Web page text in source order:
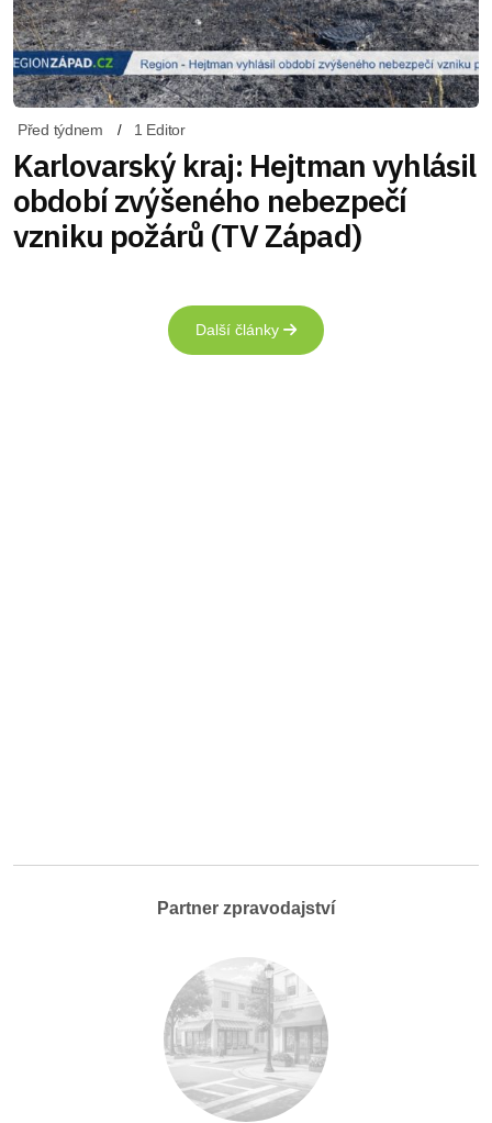
Před týdnem 1 Editor
Karlovarský kraj: Hejtman vyhlásil
období zvýšeného nebezpečí
vzniku požárů (TV Západ)
Další články
Partner zpravodajství